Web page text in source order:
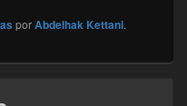
porAbdelhak Kettani.